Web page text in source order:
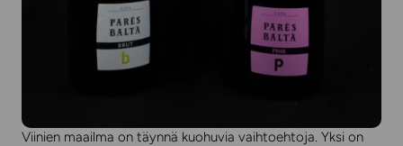
Viinien maailma on täynnä kuohuvia vaihtoehtoja. Yksi on